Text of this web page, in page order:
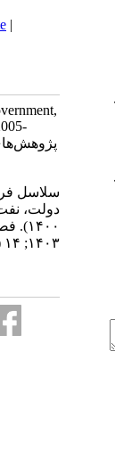
|
سلاسل
۱۴۰۳; ۱۴ (۳) :۱-۳۲